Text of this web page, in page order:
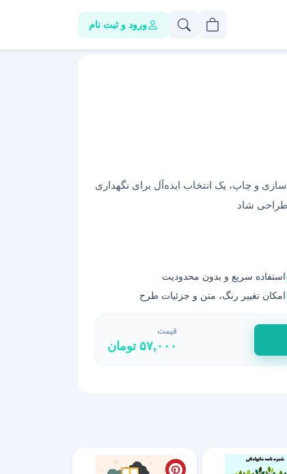
ورود و ثبت نام
و چاپ، یک انتخاب ایده‌آل برای نگهداری
طراحی شاد
استفاده سریع و بدون محدودیت
امکان تغییر رنگ، متن و جزئیات طرح
قیمت
۵۷,۰۰۰ تومان